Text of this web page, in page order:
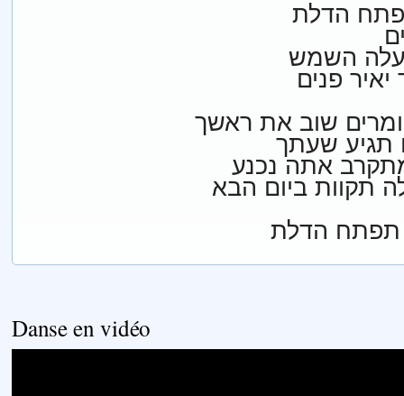
הדלת
השמש
פנים
שוב את ראשך
תגיע שעתך
אתה נכנע
Danse en vidéo